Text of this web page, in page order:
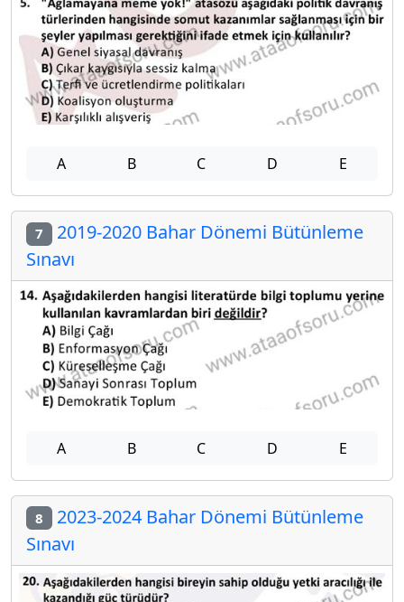
A B C D E
7 2019-2020 Bahar Dönemi Bütünleme
Sınavı
A B C D E
8 2023-2024 Bahar Dönemi Bütünleme
Sınavı